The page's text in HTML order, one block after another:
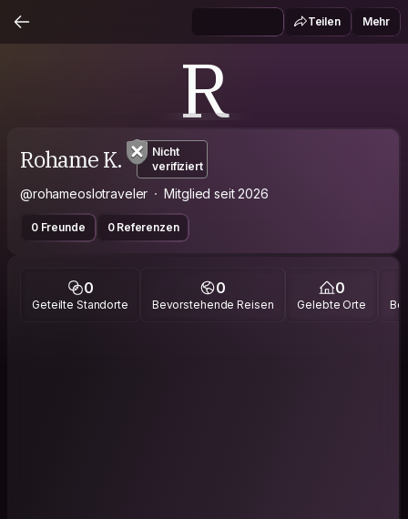
Teilen Mehr
R
Rohame K.
Nicht
verifiziert
@rohameoslotraveler Mitglied seit 2026
0 Freunde 0 Referenzen
0
Geteilte Standorte
0
Bevorstehende Reisen
0
Gelebte Orte